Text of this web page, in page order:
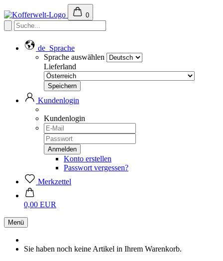
0
de Sprache
Sprache auswählen
Lieferland
Kundenlogin
Kundenlogin
Konto erstellen
Passwort vergessen?
Merkzettel
0,00 EUR
Menü
Sie haben noch keine Artikel in Ihrem Warenkorb.